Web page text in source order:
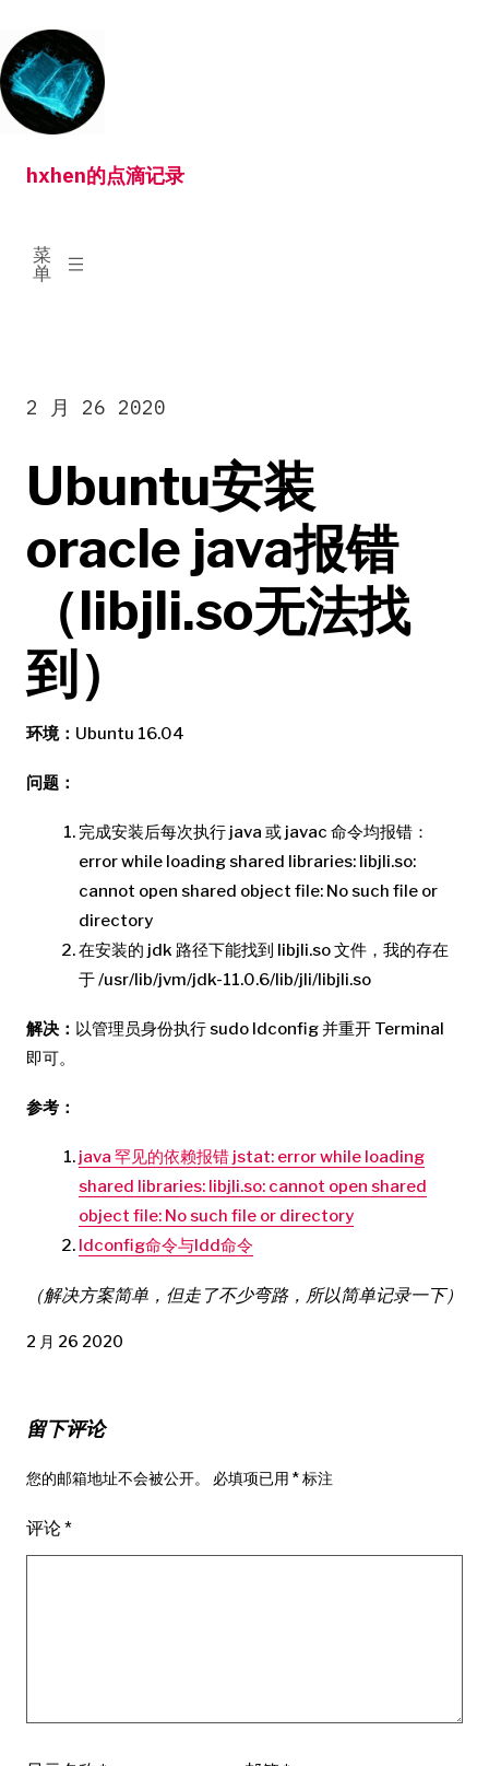
转
到
内
hxhen的点滴记录
菜
单
已
展
Ubuntu安装
oracle java报错
（libjli.so无法找
到）
2 月 26 2020
环境： Ubuntu 16.04
问题：
完成安装后每次执行 java 或 javac 命令均报错：
error while loading shared libraries: libjli.so:
cannot open shared object file: No such file or
directory
在安装的 jdk 路径下能找到 libjli.so 文件，我的存在
于 /usr/lib/jvm/jdk-11.0.6/lib/jli/libjli.so
解决： 以管理员身份执行 sudo ldconfig 并重开 Terminal
即可。
参考：
java 罕见的依赖报错 jstat: error while loading
shared libraries: libjli.so: cannot open shared
object file: No such file or directory
ldconfig命令与ldd命令
（解决方案简单，但走了不少弯路，所以简单记录一下）
2 月 26 2020
留下评论
您的邮箱地址不会被公开。 必填项已用 *标注
评论*